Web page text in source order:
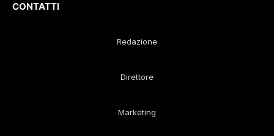
CONTATTI
Redazione
Direttore
Marketing